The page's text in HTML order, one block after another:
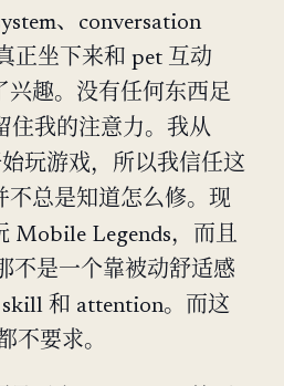
、conversation
正坐下来和 pet 互动
兴趣。没有任何东西足
住我的注意力。我从
玩游戏，所以我信任这
不总是知道怎么修。现
Mobile Legends，而且
不是一个靠被动舒适感
和 attention。而这
不要求。